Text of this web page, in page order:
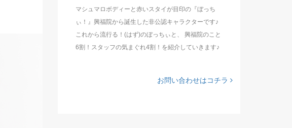
マシュマロボディーと赤いスタイが目印の『ぼっち
ぃ！』興福院から誕生した非公認キャラクターです♪
これから流行る！(はず)のぼっちぃと、 興福院のこと
6割！スタッフの気まぐれ4割！を紹介していきます♪
お問い合わせはコチラ